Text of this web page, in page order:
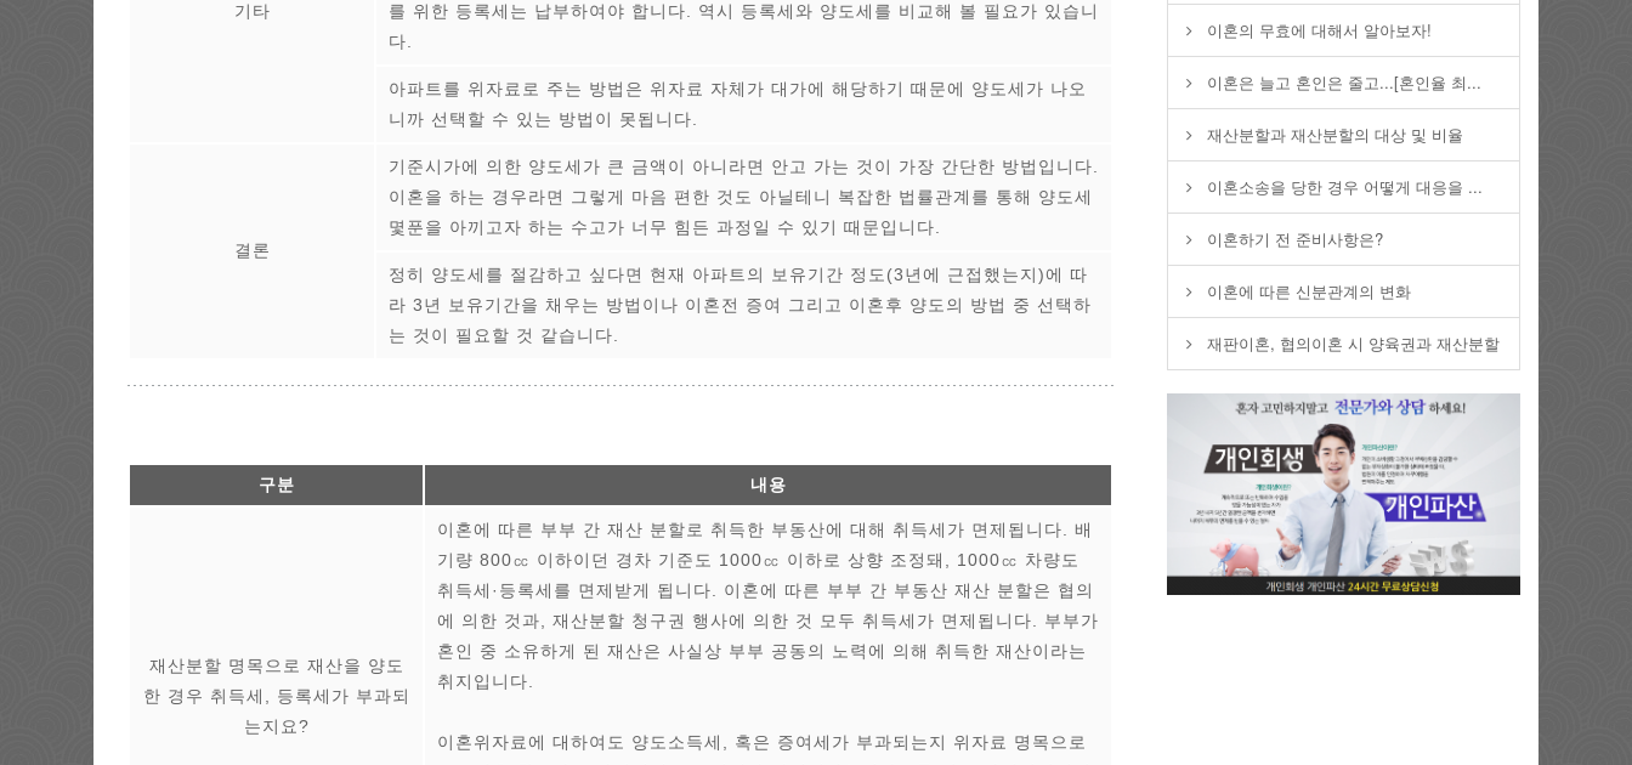
기타
를 위한 등록세는 납부하여야 합니다. 역시 등록세와 양도세를 비교해 볼 필요가 있습니
다.
아파트를 위자료로 주는 방법은 위자료 자체가 대가에 해당하기 때문에 양도세가 나오
니까 선택할 수 있는 방법이 못됩니다.
결론
기준시가에 의한 양도세가 큰 금액이 아니라면 안고 가는 것이 가장 간단한 방법입니다.
이혼을 하는 경우라면 그렇게 마음 편한 것도 아닐테니 복잡한 법률관계를 통해 양도세
몇푼을 아끼고자 하는 수고가 너무 힘든 과정일 수 있기 때문입니다.
정히 양도세를 절감하고 싶다면 현재 아파트의 보유기간 정도(3년에 근접했는지)에 따
라 3년 보유기간을 채우는 방법이나 이혼전 증여 그리고 이혼후 양도의 방법 중 선택하
는 것이 필요할 것 같습니다.
구분 내용
재산분할 명목으로 재산을 양도
한 경우 취득세, 등록세가 부과되
는지요?
이혼에 따른 부부 간 재산 분할로 취득한 부동산에 대해 취득세가 면제됩니다. 배
기량 800㏄ 이하이던 경차 기준도 1000㏄ 이하로 상향 조정돼, 1000㏄ 차량도
취득세·등록세를 면제받게 됩니다. 이혼에 따른 부부 간 부동산 재산 분할은 협의
에 의한 것과, 재산분할 청구권 행사에 의한 것 모두 취득세가 면제됩니다. 부부가
혼인 중 소유하게 된 재산은 사실상 부부 공동의 노력에 의해 취득한 재산이라는
취지입니다.
이혼위자료에 대하여도 양도소득세, 혹은 증여세가 부과되는지 위자료 명목으로
이혼의 무효에 대해서 알아보자!
이혼은 늘고 혼인은 줄고...[혼인율 최...
재산분할과 재산분할의 대상 및 비율
이혼소송을 당한 경우 어떻게 대응을 ...
이혼하기 전 준비사항은?
이혼에 따른 신분관계의 변화
재판이혼, 협의이혼 시 양육권과 재산분할